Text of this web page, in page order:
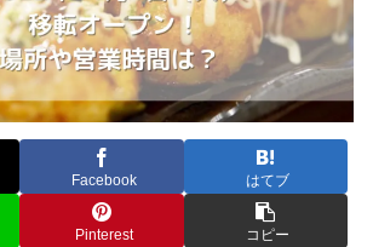
Facebook はてブ
Pinterest コピー